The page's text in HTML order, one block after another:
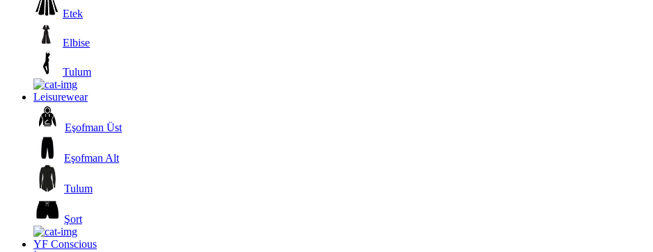
Etek
Elbise
Tulum
Leisurewear
Eşofman Üst
Eşofman Alt
Tulum
Şort
YF Conscious